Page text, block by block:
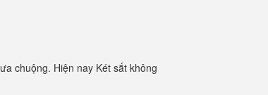
chuộng. Hiện nay Két sắt không